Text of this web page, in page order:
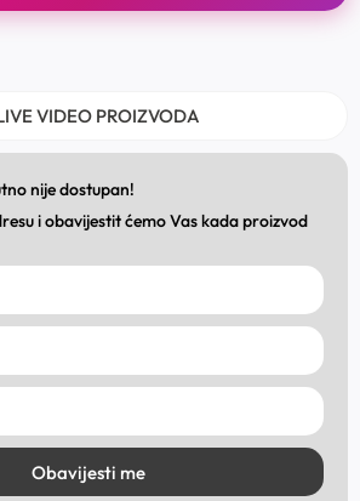
VIDEO PROIZVODA
nije dostupan!
i obavijestit ćemo Vas kada proizvod
Obavijesti me